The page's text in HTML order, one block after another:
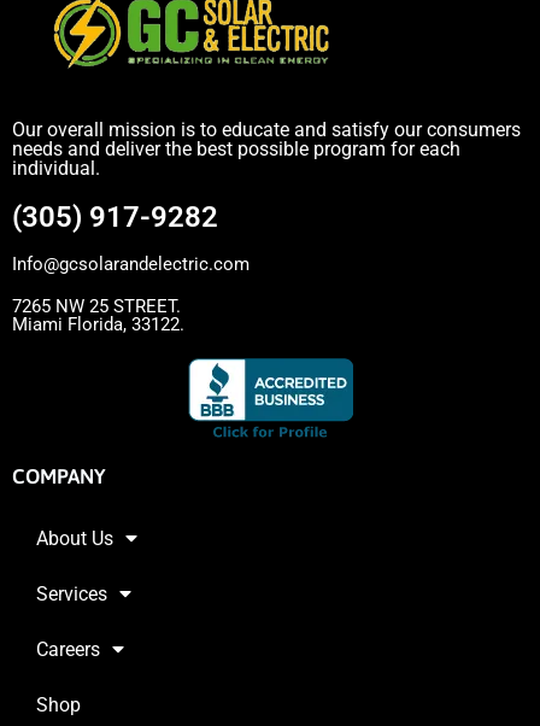
Our overall mission is to educate and satisfy our consumers
needs and deliver the best possible program for each
individual.
(305) 917-9282
Info@gcsolarandelectric.com
7265 NW 25 STREET.
Miami Florida, 33122.
COMPANY
About Us
Services
Careers
Shop